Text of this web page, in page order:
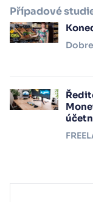
Případové